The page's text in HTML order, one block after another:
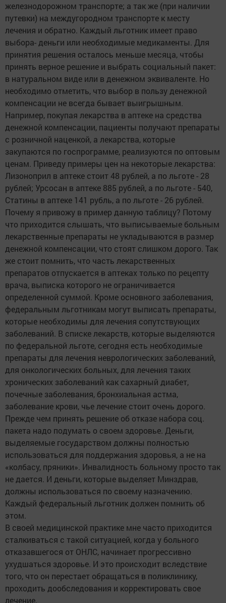
железнодорожном транспорте; а так же (при наличии
путевки) на междугородном транспорте к месту
лечения и обратно. Каждый льготник имеет право
выбора- деньги или необходимые медикаменты. Для
принятия решения осталось меньше месяца, чтобы
принять верное решение и выбрать социальный пакет:
в натуральном виде или в денежном эквиваленте. Но
необходимо отметить, что выбор в пользу денежной
компенсации не всегда бывает выигрышным.
Например, покупая лекарства в аптеке на средства
денежной компенсации, пациенты получают препараты
с розничной наценкой, а лекарства, которые
закупаются по госпрограмме, реализуются по оптовым
ценам. Приведу примеры цен на некоторые лекарства:
Лизоноприл в аптеке стоит 48 рублей, а по льготе - 28
рублей; Урсосан в аптеке 885 рублей, а по льготе - 540,
Статины в аптеке 141 рубль, а по льготе - 26 рублей.
Почему я привожу в пример данную таблицу? Потому
что приходится слышать, что выписываемые больным
лекарственные препараты не укладываются в размер
денежной компенсации, что стоят слишком дорого. Так
же стоит помнить, что часть лекарственных
препаратов отпускается в аптеках только по рецепту
врача, выписка которого не ограничивается
определенной суммой. Кроме основного заболевания,
федеральным льготникам могут выписать препараты,
которые необходимы для лечения сопутствующих
заболеваний. В списке лекарств, которые выделяются
по федеральной льготе, сегодня есть необходимые
препараты для лечения неврологических заболеваний,
для онкологических больных, для лечения таких
хронических заболеваний как сахарный диабет,
почечные заболевания, бронхиальная астма,
заболевание крови, чье лечение стоит очень дорого.
Прежде чем принять решение об отказе набора соц.
пакета надо подумать о своем здоровье. Деньги,
выделяемые государством должны полностью
использоваться для поддержания здоровья, а не на
«колбасу, пряники». Инвалидность больному просто так
не дается. И деньги, которые выделяет Минздрав,
должны использоваться по своему назначению.
Каждый федеральный льготник должен помнить об
этом.
В своей медицинской практике мне часто приходится
сталкиваться с такой ситуацией, когда у больного
отказавшегося от ОНЛС, начинает прогрессивно
ухудшаться здоровье. И это происходит вследствие
того, что он перестает обращаться в поликлинику,
проходить дообследования и корректировать свое
лечение.